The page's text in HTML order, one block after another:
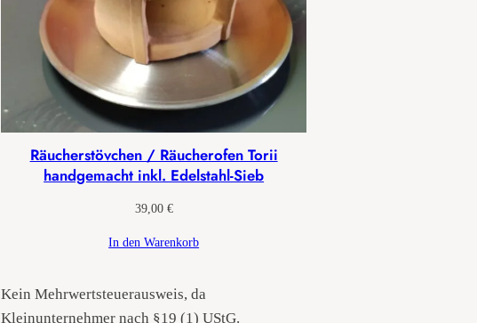
Räucherstövchen / Räucherofen Torii
handgemacht inkl. Edelstahl-Sieb
39,00 €
In den Warenkorb
Kein Mehrwertsteuerausweis, da
Kleinunternehmer nach §19 (1) UStG.